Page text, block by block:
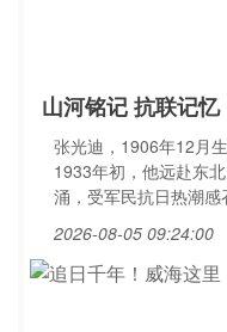
山河铭记 抗联记
张光迪，1906年12月
1933年初，他远赴东
涌，受军民抗日热潮感
2026-08-05 09:24:00